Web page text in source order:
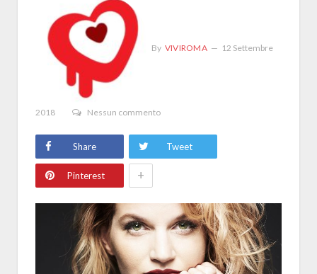
By VIVIROMA 12 Settembre
2018 Nessun commento
Share Tweet
Pinterest +